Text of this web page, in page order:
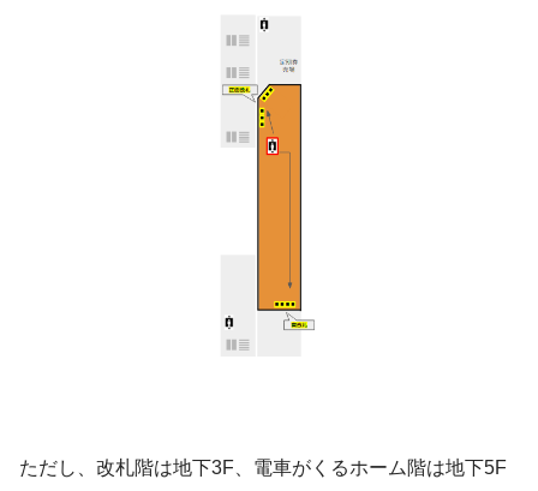
ただし、改札階は地下3F、電車がくるホーム階は地下5F